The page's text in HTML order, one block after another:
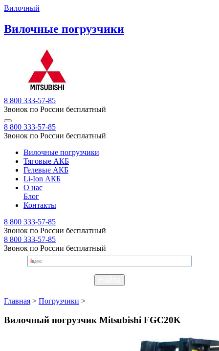
Вилочный
Вилочные погрузчики
8 800 333-57-85
Звонок по России бесплатный
8 800 333-57-85
Звонок по России бесплатный
Вилочные погрузчики
Тяговые АКБ
Гелевые АКБ
Li-Ion АКБ
О нас
Блог
Контакты
8 800 333-57-85
Звонок по России бесплатный
8 800 333-57-85
Звонок по России бесплатный
Главная > Погрузчики >
Вилочный погрузчик Mitsubishi FGC20K